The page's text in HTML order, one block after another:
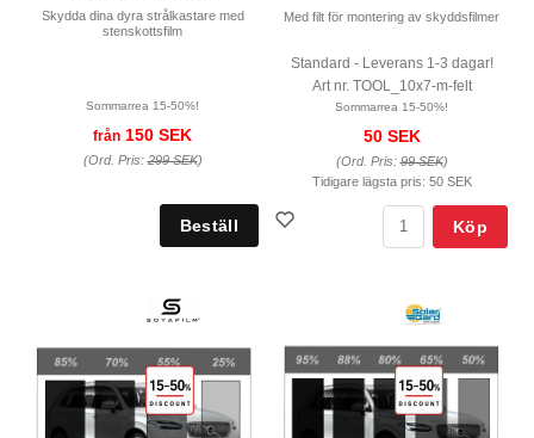
Skydda dina dyra strålkastare med
stenskottsfilm
Sommarrea 15-50%!
från 150 SEK
(Ord. Pris:299 SEK)
Med filt för montering av skyddsfilmer
Standard - Leverans 1-3 dagar!
Art nr. TOOL_10x7-m-felt
Sommarrea 15-50%!
50 SEK
(Ord. Pris:99 SEK)
Tidigare lägsta pris: 50 SEK
Köp